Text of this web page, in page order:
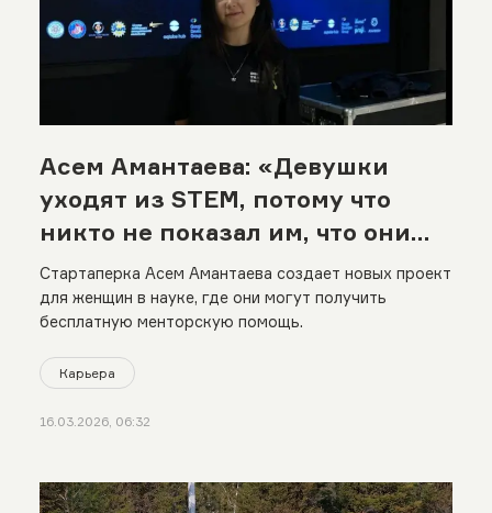
Асем Амантаева: «Девушки
уходят из STEM, потому что
никто не показал им, что они
могут остаться»
Стартаперка Асем Амантаева создает новых проект
для женщин в науке, где они могут получить
бесплатную менторскую помощь.
Карьера
16.03.2026, 06:32